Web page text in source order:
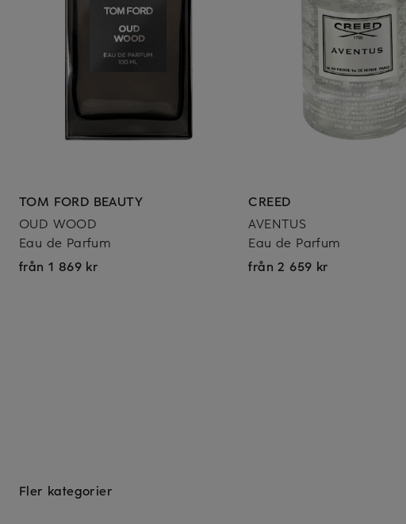
TOM FORD BEAUTY
OUD WOOD
Eau de Parfum
från 1 869 kr
CREED
AVENTUS
Eau de Parfum
från 2 659 kr
Fler kategorier